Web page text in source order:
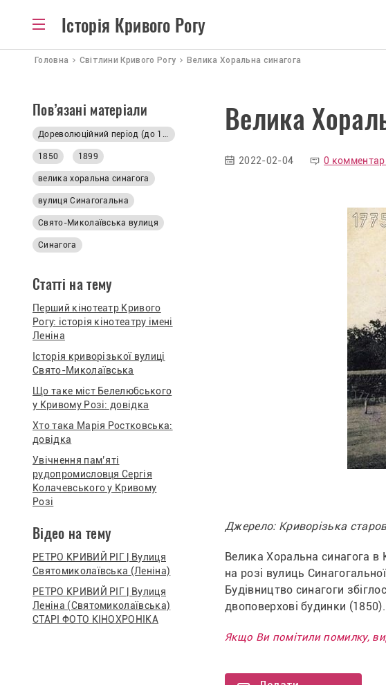
Історія Кривого Рогу
Головна Світлини Кривого Рогу Велика Хоральна синагога
Велика
2022-02-04 0
Джерело: Криворізька
Велика Хоральна синагога
на розі вулиць
Будівництво синагоги
двоповерхові будинки (1850).
Якщо Ви помітили помилку,
Пов’язані матеріали
Дореволюційний період (до 1917р.)
1850 1899
велика хоральна синагога
вулиця Синагогальна
Свято-Миколаївська вулиця
Синагога
Статті на тему
Перший кінотеатр Кривого
Рогу: історія кінотеатру імені
Леніна
Історія криворізької вулиці
Свято-Миколаївська
Що таке міст Белелюбського
у Кривому Розі: довідка
Хто така Марія Ростковська:
довідка
Увічнення пам’яті
рудопромисловця Сергія
Колачевського у Кривому
Розі
Відео на тему
РЕТРО КРИВИЙ РІГ | Вулиця
Святомиколаївська (Леніна)
РЕТРО КРИВИЙ РІГ | Вулиця
Леніна (Святомиколаївська)
СТАРІ ФОТО КІНОХРОНІКА